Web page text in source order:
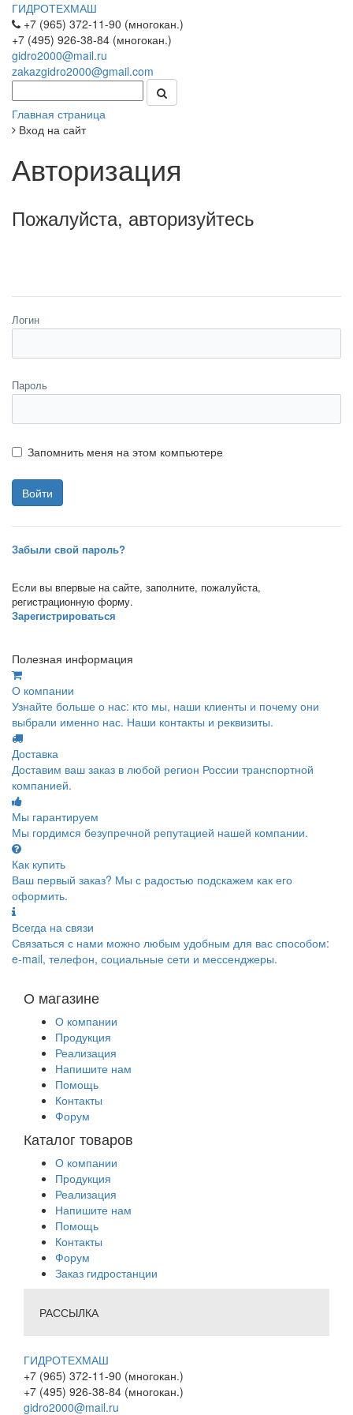
ГИДРОТЕХМАШ
+7 (965) 372-11-90 (многокан.)
+7 (495) 926-38-84 (многокан.)
gidro2000@mail.ru
zakazgidro2000@gmail.com
Главная страница
Вход на сайт
Авторизация
Пожалуйста, авторизуйтесь
Логин
Пароль
Запомнить меня на этом компьютере
Забыли свой пароль?
Если вы впервые на сайте, заполните, пожалуйста,
регистрационную форму.
Зарегистрироваться
Полезная информация
О компании
Узнайте больше о нас: кто мы, наши клиенты и почему они
выбрали именно нас. Наши контакты и реквизиты.
Доставка
Доставим ваш заказ в любой регион России транспортной
компанией.
Мы гарантируем
Мы гордимся безупречной репутацией нашей компании.
Как купить
Ваш первый заказ? Мы с радостью подскажем как его
оформить.
Всегда на связи
Связаться с нами можно любым удобным для вас способом:
e-mail, телефон, социальные сети и мессенджеры.
О магазине
О компании
Продукция
Реализация
Напишите нам
Помощь
Контакты
Форум
Каталог товаров
О компании
Продукция
Реализация
Напишите нам
Помощь
Контакты
Форум
Заказ гидростанции
РАССЫЛКА
ГИДРОТЕХМАШ
+7 (965) 372-11-90 (многокан.)
+7 (495) 926-38-84 (многокан.)
gidro2000@mail.ru